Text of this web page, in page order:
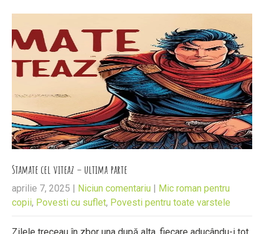
Stamate cel viteaz – ultima parte
aprilie 7, 2025 | Niciun comentariu | Mic roman pentru
copii, Povesti cu suflet, Povesti pentru toate varstele